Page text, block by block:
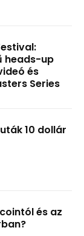
heads-up
és
Series
10 dollár
és az